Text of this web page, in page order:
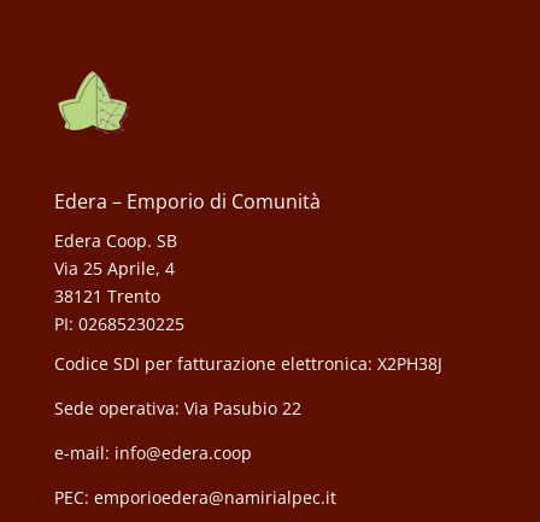
Edera – Emporio di Comunità
Edera Coop. SB
Via 25 Aprile, 4
38121 Trento
PI: 02685230225
Codice SDI per fatturazione elettronica: X2PH38J
Sede operativa: Via Pasubio 22
e-mail: info@edera.coop
PEC: emporioedera@namirialpec.it